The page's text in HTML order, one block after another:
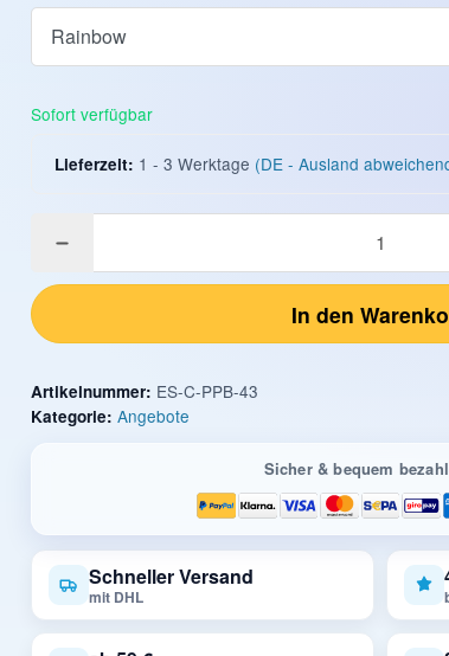
Geschmack (Pods)
Sofort verfügbar
Lieferzeit: 1 - 3 Werktage (DE - Ausland
In den
Artikelnummer: ES-C-PPB-43
Kategorie: Angebote
Sicher & bequem
Schneller Versand
mit DHL